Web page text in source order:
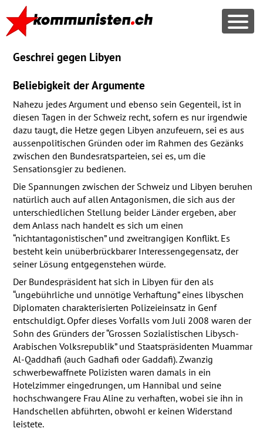
Geschrei gegen Libyen
Beliebigkeit der Argumente
Nahezu jedes Argument und ebenso sein Gegenteil, ist in
diesen Tagen in der Schweiz recht, sofern es nur irgendwie
dazu taugt, die Hetze gegen Libyen anzufeuern, sei es aus
aussenpolitischen Gründen oder im Rahmen des Gezänks
zwischen den Bundesratsparteien, sei es, um die
Sensationsgier zu bedienen.
Die Spannungen zwischen der Schweiz und Libyen beruhen
natürlich auch auf allen Antagonismen, die sich aus der
unterschiedlichen Stellung beider Länder ergeben, aber
dem Anlass nach handelt es sich um einen
“nichtantagonistischen” und zweitrangigen Konflikt. Es
besteht kein unüberbrückbarer Interessengegensatz, der
seiner Lösung entgegenstehen würde.
Der Bundespräsident hat sich in Libyen für den als
“ungebührliche und unnötige Verhaftung” eines libyschen
Diplomaten charakterisierten Polizeieinsatz in Genf
entschuldigt. Opfer dieses Vorfalls vom Juli 2008 waren der
Sohn des Gründers der “Grossen Sozialistischen Libysch-
Arabischen Volksrepublik” und Staatspräsidenten Muammar
Al-Qaddhafi (auch Gadhafi oder Gaddafi). Zwanzig
schwerbewaffnete Polizisten waren damals in ein
Hotelzimmer eingedrungen, um Hannibal und seine
hochschwangere Frau Aline zu verhaften, wobei sie ihn in
Handschellen abführten, obwohl er keinen Widerstand
leistete.